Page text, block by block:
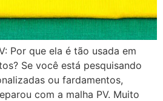
Por que ela é tão usada em
Se você está pesquisando
ou fardamentos,
com a malha PV. Muito